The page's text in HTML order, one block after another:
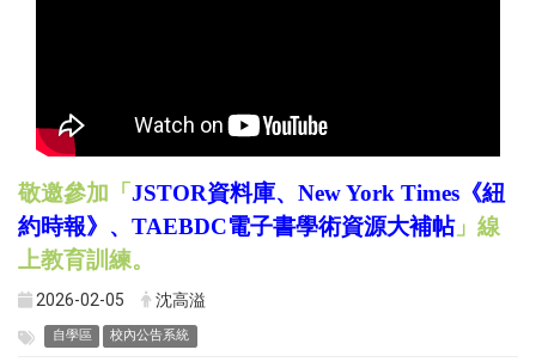
敬邀參加「JSTOR資料庫、New York Times《紐
約時報》、TAEBDC電子書學術資源大補帖」線
上教育訓練。
2026-02-05 沈高溢
自學區 校內公告系統